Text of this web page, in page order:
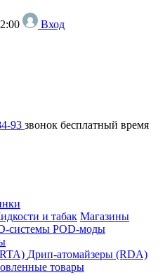
Вход
93 звонок бесплатный время
и табак Магазины
системы POD-моды
Дрип-атомайзеры (RDA)
товары